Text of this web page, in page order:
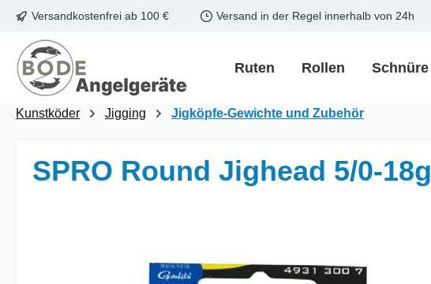
Hauptinhalt springen
Zur Suche springen
Zur Hauptnavigation springen
Versandkostenfrei ab 100 € Versand in der Regel innerhalb von 24h
Ruten Rollen Schnüre
Kunstköder Jigging Jigköpfe-Gewichte und Zubehör
SPRO Round Jighead 5/0-18g
Bildergalerie überspringen